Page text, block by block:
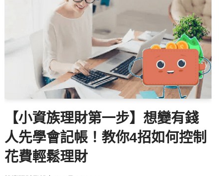
【小資族理財第一步】想變有錢
人先學會記帳！教你4招如何控制
花費輕鬆理財